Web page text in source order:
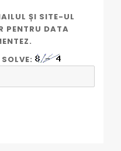
ȘI SITE-UL
PENTRU DATA